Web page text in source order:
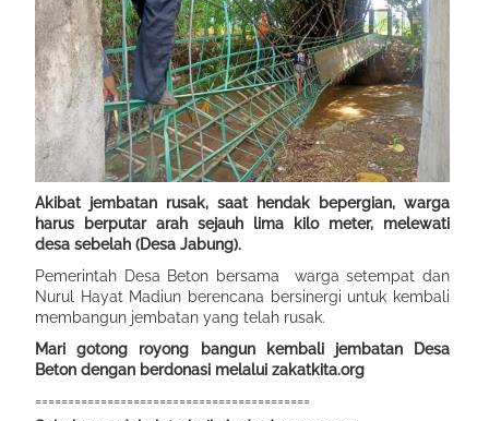
Akibat jembatan rusak, saat hendak bepergian, warga
harus berputar arah sejauh lima kilo meter, melewati
desa sebelah (Desa Jabung).
Pemerintah Desa Beton bersama warga setempat dan
Nurul Hayat Madiun berencana bersinergi untuk kembali
membangun jembatan yang telah rusak.
Mari gotong royong bangun kembali jembatan Desa
Beton dengan berdonasi melalui zakatkita.org
==========================================